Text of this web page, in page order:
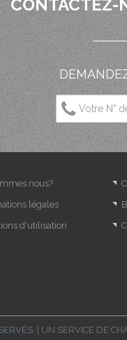
CONTACTEZ-
nous?
légales
d'utilisation
| UN SERVICE DE